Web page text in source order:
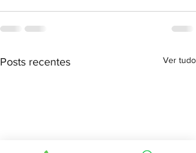
Posts recentes Ver tudo